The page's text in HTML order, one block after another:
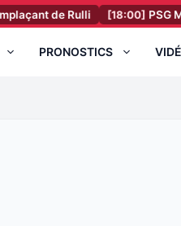
Rulli [18:00] PSG Mercato :
PRONOSTICS